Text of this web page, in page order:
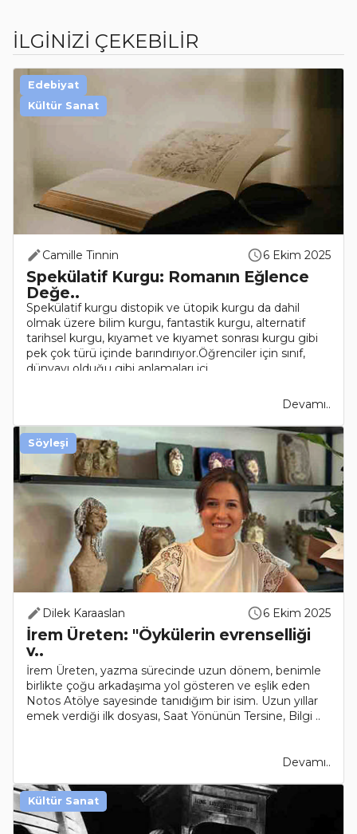
İLGİNİZİ ÇEKEBİLİR
Camille Tinnin 6 Ekim 2025
Spekülatif Kurgu: Romanın Eğlence
Değe..
Spekülatif kurgu distopik ve ütopik kurgu da dahil
olmak üzere bilim kurgu, fantastik kurgu, alternatif
tarihsel kurgu, kıyamet ve kıyamet sonrası kurgu gibi
pek çok türü içinde barındırıyor.Öğrenciler için sınıf,
dünyayı olduğu gibi anlamaları içi..
Devamı..
Edebiyat
Kültür Sanat
Dilek Karaaslan 6 Ekim 2025
İrem Üreten: "Öykülerin evrenselliği
v..
İrem Üreten, yazma sürecinde uzun dönem, benimle
birlikte çoğu arkadaşıma yol gösteren ve eşlik eden
Notos Atölye sayesinde tanıdığım bir isim. Uzun yıllar
emek verdiği ilk dosyası, Saat Yönünün Tersine, Bilgi ..
Devamı..
Söyleşi
Kültür Sanat